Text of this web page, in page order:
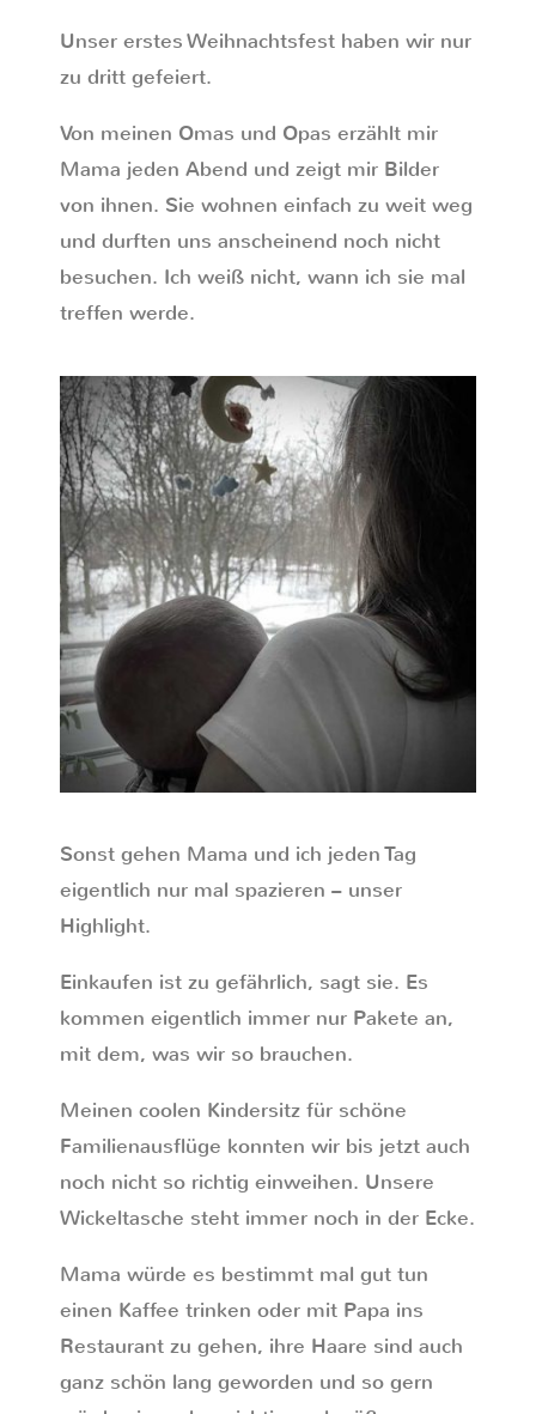
Unser erstes Weihnachtsfest haben wir nur
zu dritt gefeiert.
Von meinen Omas und Opas erzählt mir
Mama jeden Abend und zeigt mir Bilder
von ihnen. Sie wohnen einfach zu weit weg
und durften uns anscheinend noch nicht
besuchen. Ich weiß nicht, wann ich sie mal
treffen werde.
Sonst gehen Mama und ich jeden Tag
eigentlich nur mal spazieren – unser
Highlight.
Einkaufen ist zu gefährlich, sagt sie. Es
kommen eigentlich immer nur Pakete an,
mit dem, was wir so brauchen.
Meinen coolen Kindersitz für schöne
Familienausflüge konnten wir bis jetzt auch
noch nicht so richtig einweihen. Unsere
Wickeltasche steht immer noch in der Ecke.
Mama würde es bestimmt mal gut tun
einen Kaffee trinken oder mit Papa ins
Restaurant zu gehen, ihre Haare sind auch
ganz schön lang geworden und so gern